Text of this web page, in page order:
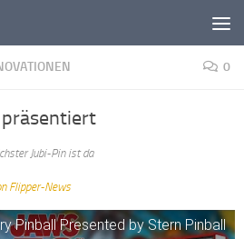
0
präsentiert
Jubi-Pin ist da
Flipper-News
Pinball Presented by Stern Pinball